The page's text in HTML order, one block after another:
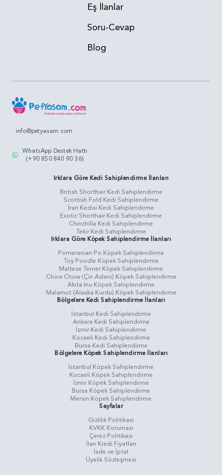
Eş İlanlar
Soru-Cevap
Blog
info@petyasam.com
WhatsApp Destek Hattı
(+90 850 840 90 36)
Irklara Göre Kedi Sahiplendirme İlanları
British Shorthair Kedi Sahiplendirme
Scottish Fold Kedi Sahiplendirme
İran Kedisi Kedi Sahiplendirme
Exotic Shorthair Kedi Sahiplendirme
Chinchilla Kedi Sahiplendirme
Tekir Kedi Sahiplendirme
Irklara Göre Köpek Sahiplendirme İlanları
Pomeranian Po Köpek Sahiplendirme
Toy Poodle Köpek Sahiplendirme
Maltese Terrier Köpek Sahiplendirme
Chow Chow (Çin Aslanı) Köpek Sahiplendirme
Akita Inu Köpek Sahiplendirme
Malamut (Alaska Kurdu) Köpek Sahiplendirme
Bölgelere Kedi Sahiplendirme İlanları
İstanbul Kedi Sahiplendirme
Ankara Kedi Sahiplendirme
İzmir Kedi Sahiplendirme
Kocaeli Kedi Sahiplendirme
Bursa Kedi Sahiplendirme
Bölgelere Köpek Sahiplendirme İlanları
İstanbul Köpek Sahiplendirme
Kocaeli Köpek Sahiplendirme
İzmir Köpek Sahiplendirme
Bursa Köpek Sahiplendirme
Mersin Köpek Sahiplendirme
Sayfalar
Gizlilik Politikasi
KVKK Koruması
Çerez Politikası
İlan Kredi Fiyatları
İade ve İptal
Üyelik Sözleşmesi